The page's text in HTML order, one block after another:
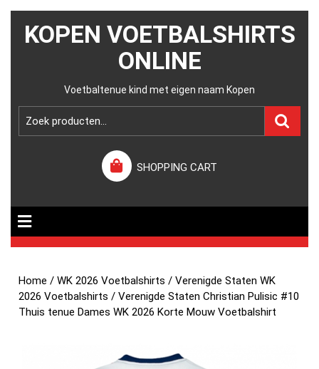
KOPEN VOETBALSHIRTS
ONLINE
Voetbaltenue kind met eigen naam Kopen
SHOPPING CART
Home /WK 2026 Voetbalshirts /Verenigde Staten WK
2026 Voetbalshirts / Verenigde Staten Christian Pulisic #10
Thuis tenue Dames WK 2026 Korte Mouw Voetbalshirt